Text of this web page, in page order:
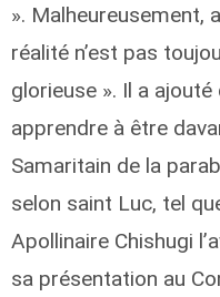
». Malheureusement,
réalité n’est pas
glorieuse ». Il a
apprendre à être
Samaritain de la
selon saint Luc, tel
Apollinaire Chishugi
sa présentation au